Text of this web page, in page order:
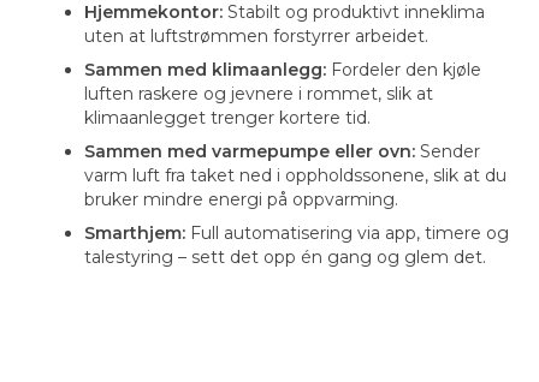
Hjemmekontor: Stabilt og produktivt inneklima
uten at luftstrømmen forstyrrer arbeidet.
Sammen med klimaanlegg: Fordeler den kjøle
luften raskere og jevnere i rommet, slik at
klimaanlegget trenger kortere tid.
Sammen med varmepumpe eller ovn: Sender
varm luft fra taket ned i oppholdssonene, slik at du
bruker mindre energi på oppvarming.
Smarthjem: Full automatisering via app, timere og
talestyring – sett det opp én gang og glem det.